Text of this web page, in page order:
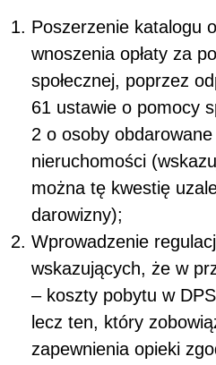
Poszerzenie katalogu
wnoszenia opłaty za
społecznej, poprzez
61 ustawie o pomocy
2 o osoby
nieruchomości
można tę kwestię
darowizny);
Wprowadzenie
wskazujących, że w
– koszty pobytu w
lecz ten, który
zapewnienia opieki